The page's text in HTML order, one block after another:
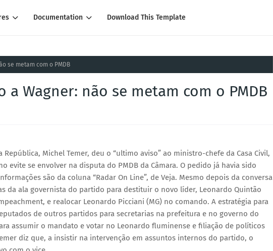
Documentation Download This Template
se metam com o PMDB
Wagner: não se metam com o PMDB
República, Michel Temer, deu o “ultimo aviso” ao ministro-chefe da Casa Civil,
evite se envolver na disputa do PMDB da Câmara. O pedido já havia sido
são da coluna “Radar On Line”, de Veja. Mesmo depois da conversa
da ala governista do partido para destituir o novo líder, Leonardo Quintão
e realocar Leonardo Picciani (MG) no comando. A estratégia para
de outros partidos para secretarias na prefeitura e no governo do
assumir o mandato e votar no Leonardo fluminense e filiação de políticos
diz que, a insistir na intervenção em assuntos internos do partido, o